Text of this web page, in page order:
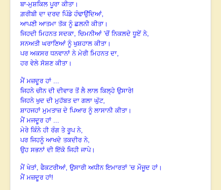
ਬਾ-ਮੁਸ਼ਕਿਲ ਪੂਰਾ ਕੀਤਾ।
ਗ਼ਰੀਬੀ ਦਾ ਦਰਦ ਪਿੰਡੇ ਹੰਢਾਉਂਦਿਆਂ,
ਆਪਣੀ ਆਤਮਾ ਤੱਕ ਨੂੰ ਛਲਨੀ ਕੀਤਾ।
ਜਿਹਦੀ ਮਿਹਨਤ ਸਦਕਾ, ਚਿਮਨੀਆਂ ’ਚੋਂ ਨਿਕਲਦੇ ਧੂਏਂ ਨੇ,
ਸਨਅਤੀ ਘਰਾਣਿਆਂ ਨੂੰ ਖੁਸ਼ਹਾਲ ਕੀਤਾ।
ਪਰ ਅਕਸਰ ਧਨਵਾਨਾਂ ਨੇ ਮੇਰੀ ਮਿਹਨਤ ਦਾ,
ਹਰ ਵੇਲੇ ਸੋਸ਼ਣ ਕੀਤਾ।
ਮੈਂ ਮਜ਼ਦੂਰ ਹਾਂ ...
ਜਿਹਨੇ ਚੀਨ ਦੀ ਦੀਵਾਰ ਤੋਂ ਲੈ ਲਾਲ ਕਿਲ੍ਹੇ ਉਸਾਰੇ!
ਜਿਹਨੇ ਖੁਦ ਦੀ ਮੁਹੱਬਤ ਦਾ ਗਲਾ ਘੁੱਟ,
ਸ਼ਾਹਜਹਾਂ ਮੁਮਤਾਜ਼ ਦੇ ਪਿਆਰ ਨੂੰ ਲਾਸਾਨੀ ਕੀਤਾ।
ਮੈਂ ਮਜਦੂਰ ਹਾਂ ...
ਮੇਰੇ ਕਿੰਨੇ ਹੀ ਰੰਗ ਤੇ ਰੂਪ ਨੇ,
ਪਰ ਜਿਹਨੂੰ ਆਖਦੇ ਤਕਦੀਰ ਨੇ,
ਉਹ ਸਭਨਾਂ ਦੀ ਇੱਕੋ ਜਿਹੀ ਜਾਪੇ।
ਮੈਂ ਖੇਤਾਂ, ਫੈਕਟਰੀਆਂ, ਉਸਾਰੀ ਅਧੀਨ ਇਮਾਰਤਾਂ ’ਚ ਮੌਜੂਦ ਹਾਂ।
ਮੈਂ ਮਜ਼ਦੂਰ ਹਾਂ!